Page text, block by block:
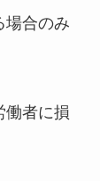
場合のみ
働者に損